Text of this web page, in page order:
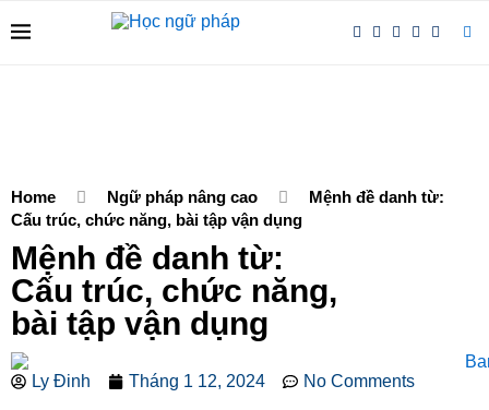
Home Ngữ pháp nâng cao
Mệnh đề danh từ:
Cấu trúc, chức năng, bài tập vận dụng
Mệnh đề danh từ:
Cấu trúc, chức năng,
bài tập vận dụng
Ly Đinh Tháng 1 12, 2024 No Comments